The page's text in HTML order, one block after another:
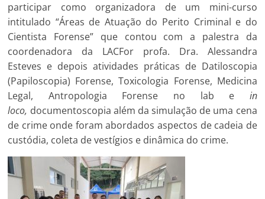
participar como organizadora de um mini-curso
intitulado “Áreas de Atuação do Perito Criminal e do
Cientista Forense” que contou com a palestra da
coordenadora da LACFor profa. Dra. Alessandra
Esteves e depois atividades práticas de Datiloscopia
(Papiloscopia) Forense, Toxicologia Forense, Medicina
Legal, Antropologia Forense no lab e in
loco, documentoscopia além da simulação de uma cena
de crime onde foram abordados aspectos de cadeia de
custódia, coleta de vestígios e dinâmica do crime.